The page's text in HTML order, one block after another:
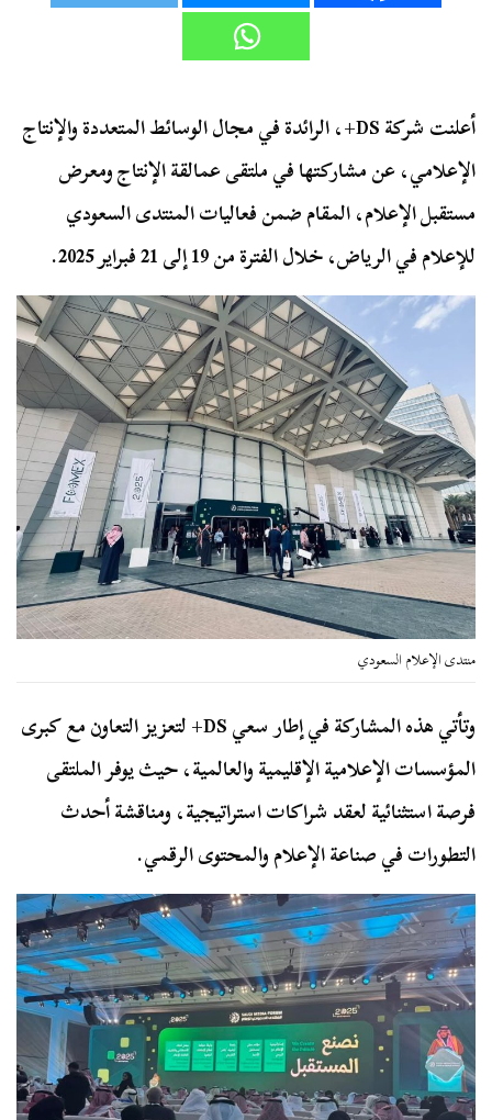
أعلنت شركة DS+، الرائدة في مجال الوسائط المتعددة والإنتاج
الإعلامي، عن مشاركتها في ملتقى عمالقة الإنتاج ومعرض
مستقبل الإعلام، المقام ضمن فعاليات المنتدى السعودي
للإعلام في الرياض، خلال الفترة من 19 إلى 21 فبراير 2025.
منتدى الإعلام السعودي
وتأتي هذه المشاركة في إطار سعي DS+ لتعزيز التعاون مع كبرى
المؤسسات الإعلامية الإقليمية والعالمية، حيث يوفر الملتقى
فرصة استثنائية لعقد شراكات استراتيجية، ومناقشة أحدث
التطورات في صناعة الإعلام والمحتوى الرقمي.